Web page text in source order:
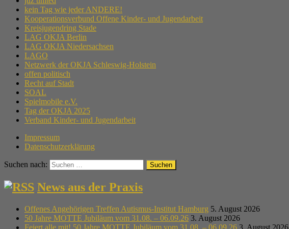
kein Tag wie jeder ANDERE!
Kooperationsverbund Offene Kinder- und Jugendarbeit
Kreisjugendring Stade
LAG OKJA Berlin
LAG OKJA Niedersachsen
LAGO
Netzwerk der OKJA Schleswig-Holstein
offen politisch
Recht auf Stadt
SOAL
Spielmobile e.V.
Tag der OKJA 2025
Verband Kinder- und Jugendarbeit
Impressum
Datenschutzerklärung
Suchen nach:
News aus der Praxis
Offenes Angehörigen Treffen Autismus-Institut Hamburg 5. August 2026
50 Jahre MOTTE Jubiläum vom 31.08. – 06.09.26 3. August 2026
Feiert alle mit! 50 Jahre MOTTE Jubiläum vom 31.08. – 06.09.26 3. August 2026